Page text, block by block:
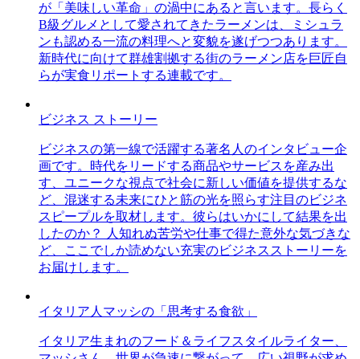
が「美味しい革命」の渦中にあると言います。長らく
B級グルメとして愛されてきたラーメンは、ミシュラ
ンも認める一流の料理へと変貌を遂げつつあります。
新時代に向けて群雄割拠する街のラーメン店を巨匠自
らが実食リポートする連載です。
ビジネス ストーリー
ビジネスの第一線で活躍する著名人のインタビュー企
画です。時代をリードする商品やサービスを産み出
す、ユニークな視点で社会に新しい価値を提供するな
ど、混迷する未来にひと筋の光を照らす注目のビジネ
スピープルを取材します。彼らはいかにして結果を出
したのか？ 人知れぬ苦労や仕事で得た意外な気づきな
ど、ここでしか読めない充実のビジネスストーリーを
お届けします。
イタリア人マッシの「思考する食欲」
イタリア生まれのフード＆ライフスタイルライター、